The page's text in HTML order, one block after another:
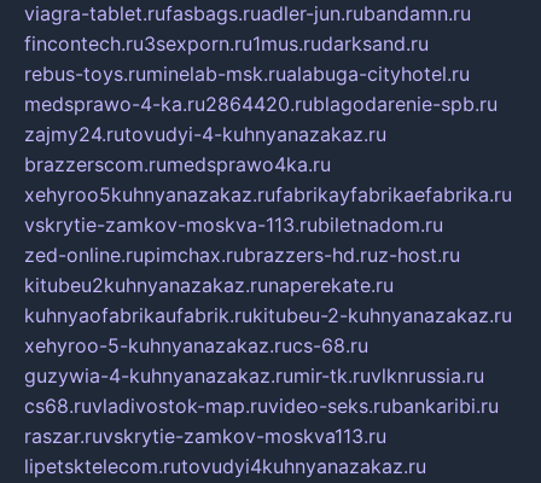
viagra-tablet.rufasbags.ruadler-jun.rubandamn.ru
fincontech.ru3sexporn.ru1mus.rudarksand.ru
rebus-toys.ruminelab-msk.rualabuga-cityhotel.ru
medsprawo-4-ka.ru2864420.rublagodarenie-spb.ru
zajmy24.rutovudyi-4-kuhnyanazakaz.ru
brazzerscom.rumedsprawo4ka.ru
xehyroo5kuhnyanazakaz.rufabrikayfabrikaefabrika.ru
vskrytie-zamkov-moskva-113.rubiletnadom.ru
zed-online.rupimchax.rubrazzers-hd.ruz-host.ru
kitubeu2kuhnyanazakaz.runaperekate.ru
kuhnyaofabrikaufabrik.rukitubeu-2-kuhnyanazakaz.ru
xehyroo-5-kuhnyanazakaz.rucs-68.ru
guzywia-4-kuhnyanazakaz.rumir-tk.ruvlknrussia.ru
cs68.ruvladivostok-map.ruvideo-seks.rubankaribi.ru
raszar.ruvskrytie-zamkov-moskva113.ru
lipetsktelecom.rutovudyi4kuhnyanazakaz.ru